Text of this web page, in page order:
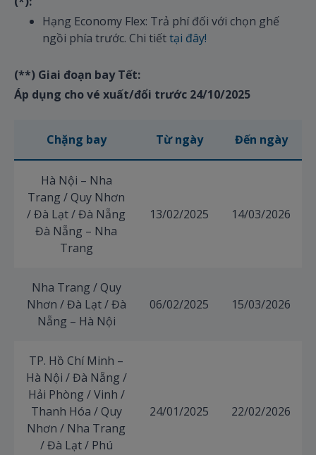
Hạng Economy Flex: Trả phí đối với chọn ghế
ngồi phía trước. Chi tiếttại đây!
(**) Giai đoạn bay Tết:
Áp dụng cho vé xuất/đổi trước 24/10/2025
Chặng bay Từ ngày Đến ngày
Hà Nội – Nha
Trang / Quy Nhơn
/ Đà Lạt / Đà Nẵng
Đà Nẵng – Nha
Trang
13/02/2025 14/03/2026
Nha Trang / Quy
Nhơn / Đà Lạt / Đà
Nẵng – Hà Nội
06/02/2025 15/03/2026
TP. Hồ Chí Minh –
Hà Nội / Đà Nẵng /
Hải Phòng / Vinh /
Thanh Hóa / Quy
Nhơn / Nha Trang
/ Đà Lạt / Phú
24/01/2025 22/02/2026